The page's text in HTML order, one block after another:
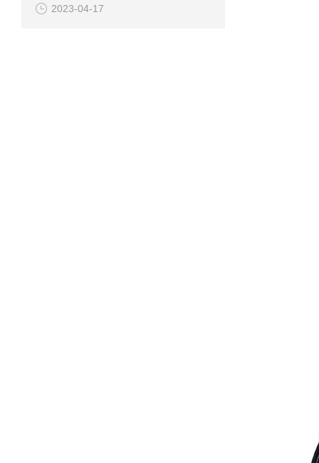
2023-04-17